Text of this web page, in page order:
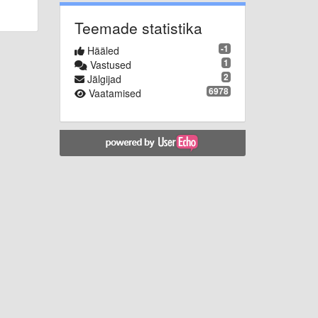
Teemade statistika
-1
Hääled
1
Vastused
2
Jälgijad
6978
Vaatamised